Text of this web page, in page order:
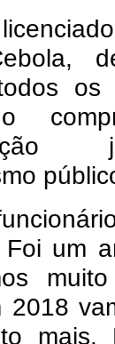
os
um
2018
mais.